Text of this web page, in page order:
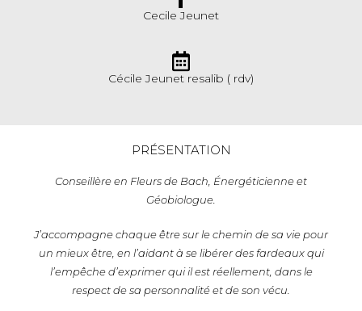
Cecile Jeunet
Cécile Jeunet resalib ( rdv)
PRÉSENTATION
Conseillère en Fleurs de Bach, Énergéticienne et
Géobiologue.
J’accompagne chaque être sur le chemin de sa vie pour
un mieux être, en l’aidant à se libérer des fardeaux qui
l’empêche d’exprimer qui il est réellement, dans le
respect de sa personnalité et de son vécu.